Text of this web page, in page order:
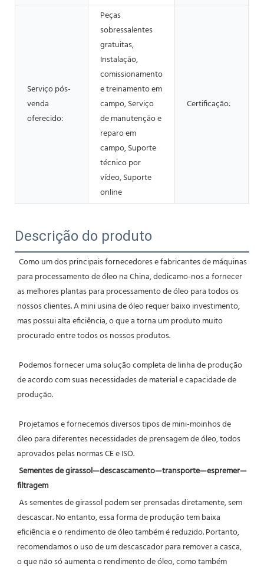
Serviço pós-
venda
oferecido:
Peças
sobressalentes
gratuitas,
Instalação,
comissionamento
e treinamento em
campo, Serviço
de manutenção e
reparo em
campo, Suporte
técnico por
vídeo, Suporte
online
Certificação:
Descrição do produto
Como um dos principais fornecedores e fabricantes de máquinas
para processamento de óleo na China, dedicamo-nos a fornecer
as melhores plantas para processamento de óleo para todos os
nossos clientes. A mini usina de óleo requer baixo investimento,
mas possui alta eficiência, o que a torna um produto muito
procurado entre todos os nossos produtos.
Podemos fornecer uma solução completa de linha de produção
de acordo com suas necessidades de material e capacidade de
produção.
Projetamos e fornecemos diversos tipos de mini-moinhos de
óleo para diferentes necessidades de prensagem de óleo, todos
aprovados pelas normas CE e ISO.
Sementes de girassol—descascamento—transporte—espremer—
filtragem
As sementes de girassol podem ser prensadas diretamente, sem
descascar. No entanto, essa forma de produção tem baixa
eficiência e o rendimento de óleo também é reduzido. Portanto,
recomendamos o uso de um descascador para remover a casca,
o que não só aumenta o rendimento de óleo, como também